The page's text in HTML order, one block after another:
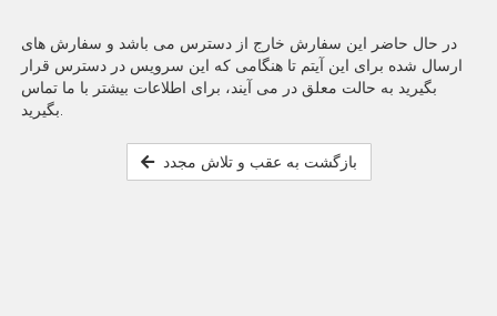
در حال حاضر این سفارش خارج از دسترس می باشد و سفارش های
ارسال شده برای این آیتم تا هنگامی که این سرویس در دسترس قرار
بگیرید به حالت معلق در می آیند، برای اطلاعات بیشتر با ما تماس
بازگشت به عقب و تلاش مجدد